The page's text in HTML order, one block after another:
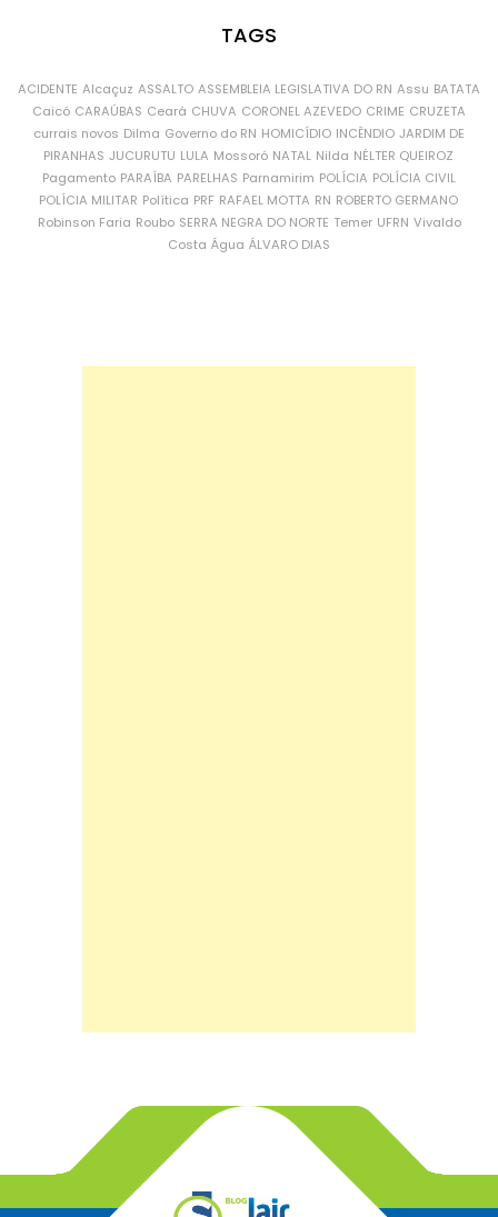
TAGS
ACIDENTE Alcaçuz ASSALTO ASSEMBLEIA LEGISLATIVA DO RN Assu BATATA
Caicó CARAÚBAS Ceará CHUVA CORONEL AZEVEDO CRIME CRUZETA
currais novos Dilma Governo do RN HOMICÍDIO INCÊNDIO JARDIM DE
PIRANHAS JUCURUTU LULA Mossoró NATAL Nilda NÉLTER QUEIROZ
Pagamento PARAÍBA PARELHAS Parnamirim POLÍCIA POLÍCIA CIVIL
POLÍCIA MILITAR Política PRF RAFAEL MOTTA RN ROBERTO GERMANO
Robinson Faria Roubo SERRA NEGRA DO NORTE Temer UFRN Vivaldo
Costa Água ÁLVARO DIAS